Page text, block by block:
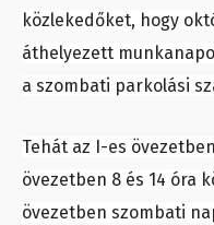
közlekedőket, hogy
áthelyezett
a szombati parkolási
Tehát az I-es
övezetben 8 és 14 óra
övezetben szombati